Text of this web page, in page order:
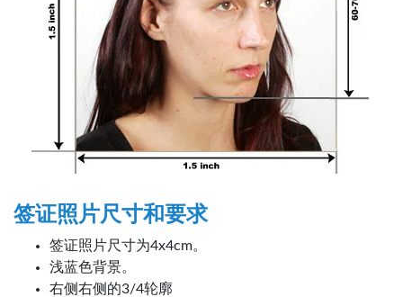
签证照片尺寸和要求
签证照片尺寸为4x4cm。
浅蓝色背景。
右侧右侧的3/4轮廓